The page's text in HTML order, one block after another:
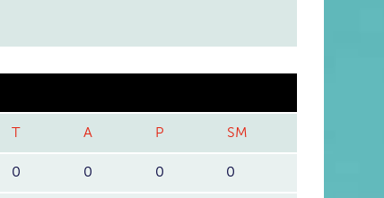
T A P SM
0 0 0 0